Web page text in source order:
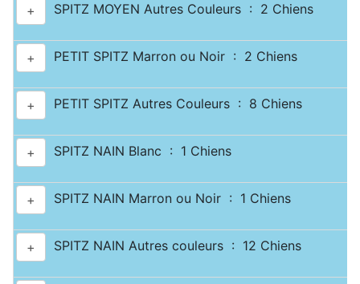
+ SPITZ MOYEN Autres Couleurs : 2 Chiens
+ PETIT SPITZ Marron ou Noir : 2 Chiens
+ PETIT SPITZ Autres Couleurs : 8 Chiens
+ SPITZ NAIN Blanc : 1 Chiens
+ SPITZ NAIN Marron ou Noir : 1 Chiens
+ SPITZ NAIN Autres couleurs : 12 Chiens